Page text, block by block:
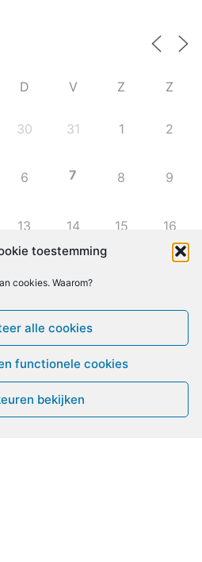
toestemming
cookies. Waarom?
alle cookies
functionele cookies
bekijken
D V Z Z
30 31 1 2
6 7 8 9
13 14 15 16
27 28
3 4 5